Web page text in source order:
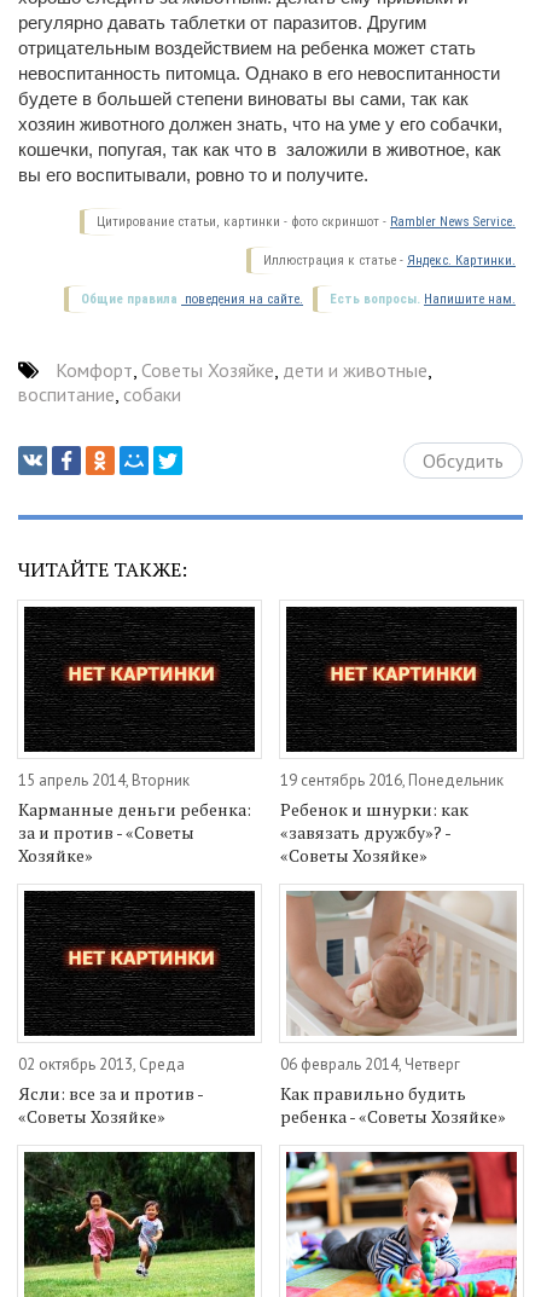
регулярно давать таблетки от паразитов. Другим
отрицательным воздействием на ребенка может стать
невоспитанность питомца. Однако в его невоспитанности
будете в большей степени виноваты вы сами, так как
хозяин животного должен знать, что на уме у его собачки,
кошечки, попугая, так как что в заложили в животное, как
вы его воспитывали, ровно то и получите.
Цитирование статьи, картинки - фото скриншот - Rambler News Service.
Иллюстрация к статье - Яндекс. Картинки.
Есть вопросы. Напишите нам.
Общие правила поведения на сайте.
Комфорт Советы Хозяйке дети и животные
воспитание собаки
Обсудить
ЧИТАЙТЕ ТАКЖЕ:
15 апрель 2014, Вторник
Карманные деньги ребенка:
за и против - «Советы
Хозяйке»
19 сентябрь 2016, Понедельник
Ребенок и шнурки: как
«завязать дружбу»? -
«Советы Хозяйке»
02 октябрь 2013, Среда
Ясли: все за и против -
«Советы Хозяйке»
06 февраль 2014, Четверг
Как правильно будить
ребенка - «Советы Хозяйке»